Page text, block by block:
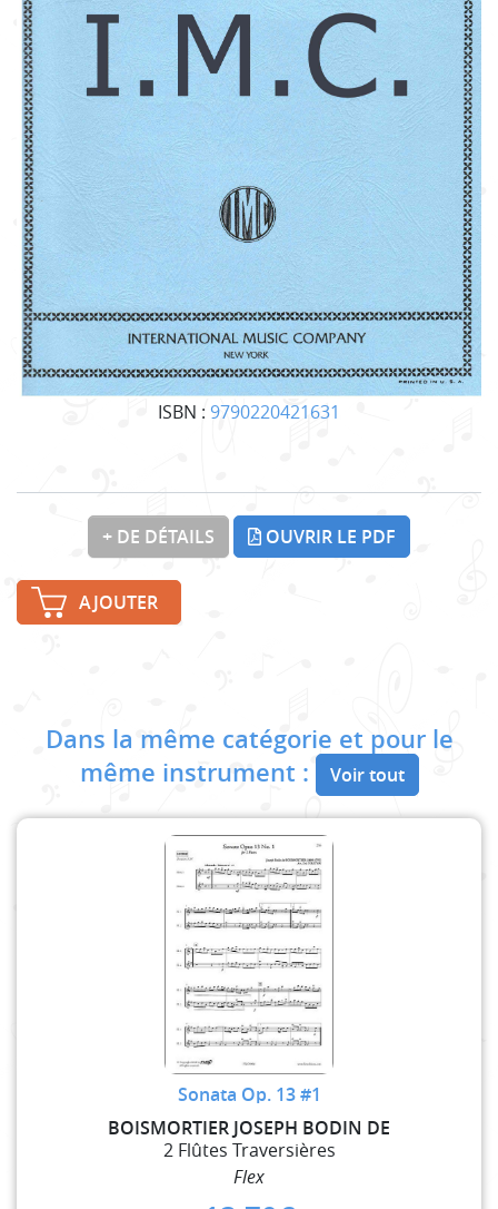
ISBN : 9790220421631
+ DE DÉTAILS OUVRIR LE PDF
AJOUTER
Dans la même catégorie et pour le
même instrument :
Voir tout
Sonata Op. 13 #1
BOISMORTIER JOSEPH BODIN DE
2 Flûtes Traversières
Flex